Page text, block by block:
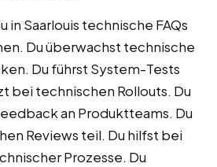
in Saarlouis technische FAQs
Du überwachst technische
Du führst System-Tests
bei technischen Rollouts. Du
an Produktteams. Du
Reviews teil. Du hilfst bei
Prozesse. Du